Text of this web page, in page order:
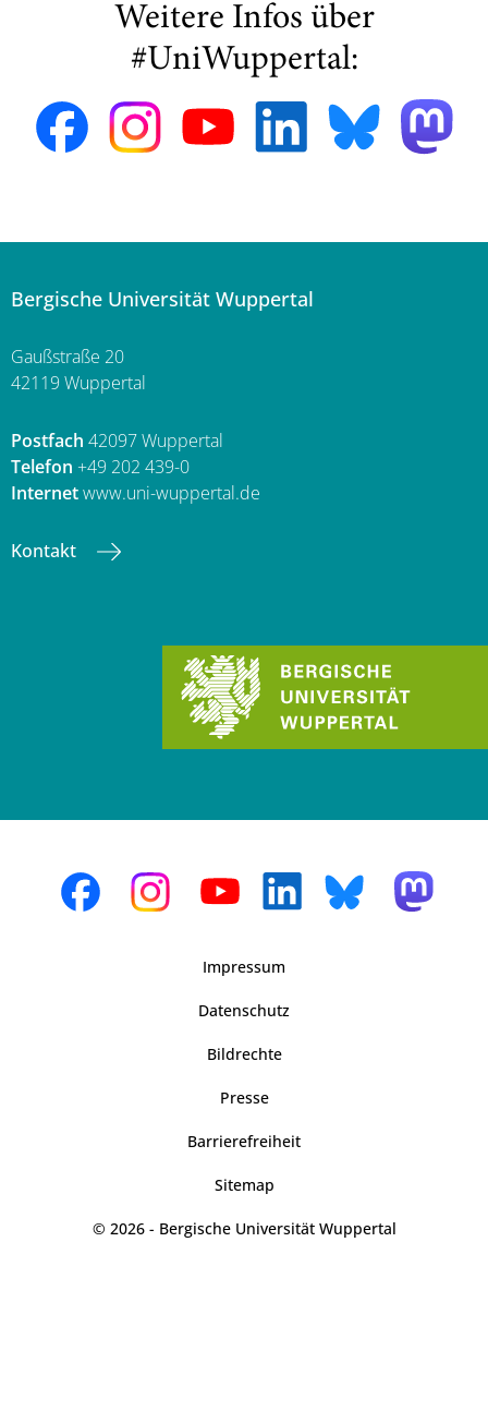
Weitere Infos über
#UniWuppertal:
Bergische Universität Wuppertal
Gaußstraße 20
42119 Wuppertal
Postfach 42097 Wuppertal
Telefon +49 202 439-0
Internetwww.uni-wuppertal.de
Kontakt
Impressum
Datenschutz
Bildrechte
Presse
Barrierefreiheit
Sitemap
© 2026 - Bergische Universität Wuppertal